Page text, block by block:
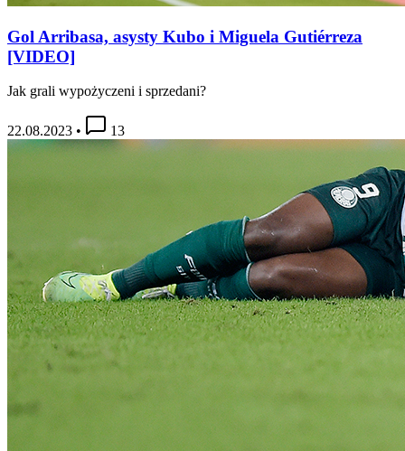
Gol Arribasa, asysty Kubo i Miguela Gutiérreza
[VIDEO]
Jak grali wypożyczeni i sprzedani?
22.08.2023 • 13